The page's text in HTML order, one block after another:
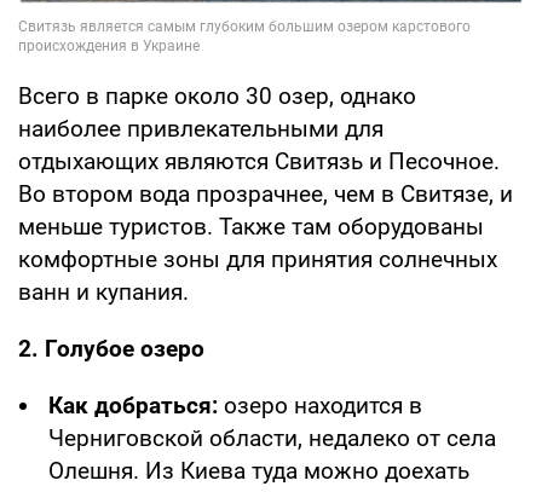
Всего в парке около 30 озер, однако
наиболее привлекательными для
отдыхающих являются Свитязь и Песочное.
Во втором вода прозрачнее, чем в Свитязе, и
меньше туристов. Также там оборудованы
комфортные зоны для принятия солнечных
ванн и купания.
2. Голубое озеро
Как добраться: озеро находится в
Черниговской области, недалеко от села
Олешня. Из Киева туда можно доехать